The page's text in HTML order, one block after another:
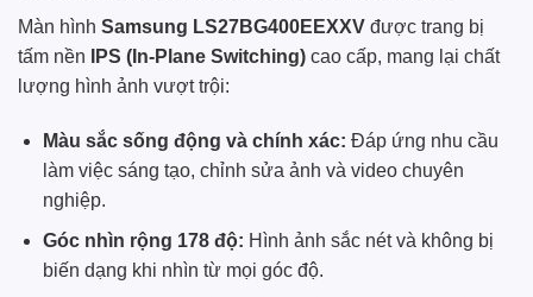
Màn hình Samsung LS27BG400EEXXV được trang bị
tấm nền
IPS (In-Plane Switching) cao cấp, mang lại chất
lượng hình ảnh vượt trội:
Màu sắc sống động và chính xác: Đáp ứng nhu cầu
làm việc sáng tạo, chỉnh sửa ảnh và video chuyên
nghiệp.
Góc nhìn rộng 178 độ: Hình ảnh sắc nét và không bị
biến dạng khi nhìn từ mọi góc độ.